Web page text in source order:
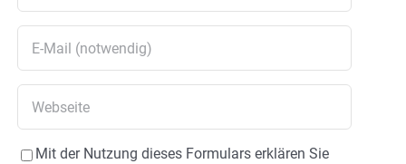
Mit der Nutzung dieses Formulars erklären Sie